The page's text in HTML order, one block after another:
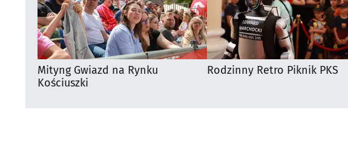
Mityng Gwiazd na Rynku
Kościuszki
Rodzinny Retro Piknik PKS